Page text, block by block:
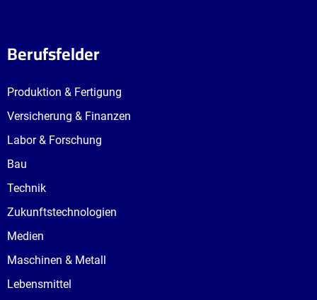
Berufsfelder
Produktion & Fertigung
Versicherung & Finanzen
Labor & Forschung
Bau
Technik
Zukunftstechnologien
Medien
Maschinen & Metall
Lebensmittel